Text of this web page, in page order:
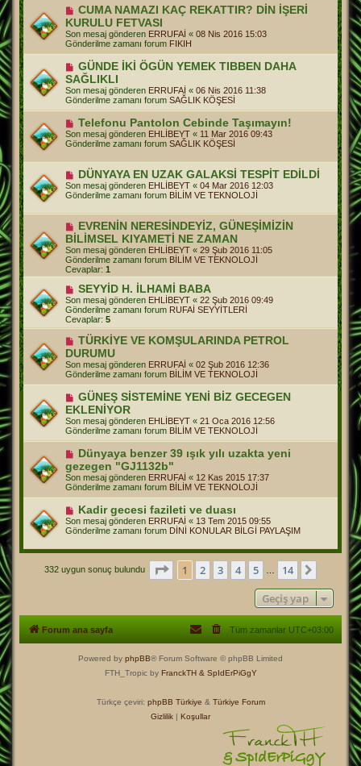
s
a
j
Y
e
n
i
m
e
s
a
j
CUMA NAMAZI KAÇ REKATTIR? DİN İŞERİ
KURULU FETVASI
Son mesaj gönderen ERRUFAİ « 08 Nis 2016 15:03
Gönderilme zamanı forum FIKIH
Y
e
n
i
m
e
s
a
j
GÜNDE İKİ ÖGÜN YEMEK TIBBEN DAHA
SAĞLIKLI
Son mesaj gönderen ERRUFAİ « 06 Nis 2016 11:38
Gönderilme zamanı forum SAĞLIK KÖŞESİ
Y
n
i
e
s
a
j
Telefonu Pantolon Cebinde Taşımayın!
Son mesaj gönderen EHLİBEYT « 11 Mar 2016 09:43
Gönderilme zamanı forum SAĞLIK KÖŞESİ
Y
e
n
i
e
s
a
j
DÜNYAYA EN UZAK GALAKSİ TESPİT EDİLDİ
Son mesaj gönderen EHLİBEYT « 04 Mar 2016 12:03
Gönderilme zamanı forum BİLİM VE TEKNOLOJİ
Y
e
n
i
m
e
a
j
EVRENİN NERESİNDEYİZ, GÜNEŞİMİZİN
BİLİMSEL KIYAMETİ NE ZAMAN
Son mesaj gönderen EHLİBEYT « 29 Şub 2016 11:05
Gönderilme zamanı forum BİLİM VE TEKNOLOJİ
Cevaplar: 1
Y
e
n
i
m
e
a
j
SEYYİD H. İLHAMİ BABA
Son mesaj gönderen EHLİBEYT « 22 Şub 2016 09:49
Gönderilme zamanı forum RUFAİ SEYYİTLERİ
Cevaplar: 5
Y
e
n
i
m
e
s
a
j
TÜRKİYE VE KOMŞULARINDA PETROL
DURUMU
Son mesaj gönderen ERRUFAİ « 02 Şub 2016 12:36
Gönderilme zamanı forum BİLİM VE TEKNOLOJİ
Y
e
n
i
m
e
s
j
GÜNEŞ SİSTEMİNE YENİ BİZ GECEGEN
EKLENİYOR
Son mesaj gönderen EHLİBEYT « 21 Oca 2016 12:56
Gönderilme zamanı forum BİLİM VE TEKNOLOJİ
Y
e
n
i
m
e
s
a
j
Dünyaya benzer 39 ışık yılı uzakta yeni
gezegen "GJ1132b"
Son mesaj gönderen ERRUFAİ « 12 Kas 2015 17:37
Gönderilme zamanı forum BİLİM VE TEKNOLOJİ
Y
e
n
i
e
a
Kadir gecesi fazileti ve duası
Son mesaj gönderen ERRUFAİ « 13 Tem 2015 09:55
Gönderilme zamanı forum DİNİ KONULAR BİLGİ PAYLAŞIM
332 uygun sonuç bulundu . sayfa (Toplam 14 sayfa)
1 2 3 4 5 14
Sonraki
Geçiş yap
Forum ana sayfa Tüm zamanlar UTC+03:00
Powered by phpBB® Forum Software © phpBB Limited
FTH_Tropic by FranckTH & SpIdErPiGgY
Türkçe çeviri: phpBB Türkiye & Türkiye Forum
Gizlilik | Koşullar